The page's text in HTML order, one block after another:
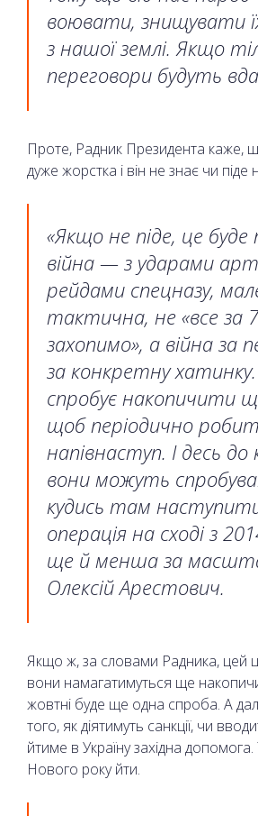
воювати, знищувати
з нашої землі. Якщо
переговори будуть
Проте, Радник Президента каже,
дуже жорстка і він не знає чи піде
«Якщо не піде, це буде
війна — з ударами
рейдами спецназу,
тактична, не «все за
захопимо», а війна за
за конкретну хатинку.
спробує накопичити
щоб періодично
напівнаступ. І десь до
вони можуть
кудись там
операція на сході з
ще й менша за
Олексій Арестович.
Якщо ж, за словами Радника, цей
вони намагатимуться ще
жовтні буде ще одна спроба. А
того, як діятимуть санкції, чи
йтиме в Україну західна
Нового року йти.